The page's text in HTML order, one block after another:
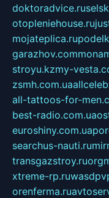
doktoradvice.ru
otopleniehouse.ru
mojateplica.ru
garazhov.com
stroyu.kzmy-
zsmh.com.ua
all-tattoos-for-
best-radio.com.ua
euroshiny.com.ua
searchus-nauti.ru
transgazstroy.ru
xtreme-rp.ru
orenferma.ru